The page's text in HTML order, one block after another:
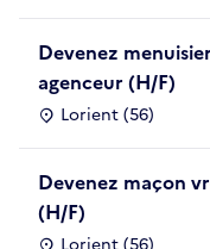
Devenez menuisier
agenceur (H/F)
Lorient (56)
Devenez maçon
(H/F)